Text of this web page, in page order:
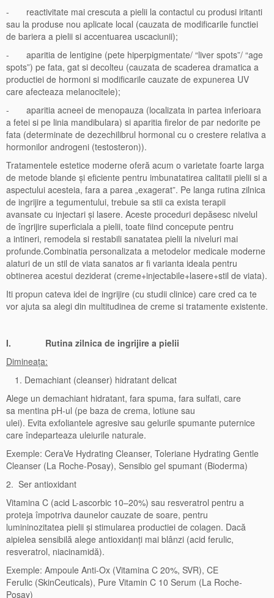
- reactivitate mai crescuta a pielii la contactul cu produsi iritanti
sau la produse nou aplicate local (cauzata de modificarile functiei
de bariera a pielii si accentuarea uscaciunii);
- aparitia de lentigine (pete hiperpigmentate/ “liver spots”/ “age
spots”) pe fata, gat si decolteu (cauzata de scaderea dramatica a
productiei de hormoni si modificarile cauzate de expunerea UV
care afecteaza melanocitele);
- aparitia acneei de menopauza (localizata in partea inferioara
a fetei si pe linia mandibulara) si aparitia firelor de par nedorite pe
fata (determinate de dezechilibrul hormonal cu o crestere relativa a
hormonilor androgeni (testosteron)).
Tratamentele estetice moderne oferă acum o varietate foarte larga
de metode blande și eficiente pentru imbunatatirea calitatii pielii si a
aspectului acesteia, fara a parea „exagerat”. Pe langa rutina zilnica
de ingrijire a tegumentului, trebuie sa stii ca exista terapii
avansate cu injectari și lasere. Aceste proceduri depăsesc nivelul
de îngrijire superficiala a pielii, toate fiind concepute pentru
a intineri, remodela si restabili sanatatea pielii la niveluri mai
profunde.Combinatia personalizata a metodelor medicale moderne
alaturi de un stil de viata sanatos ar fi varianta ideala pentru
obtinerea acestui deziderat (creme+injectabile+lasere+stil de viata).
Iti propun cateva idei de ingrijire (cu studii clinice) care cred ca te
vor ajuta sa alegi din multitudinea de creme si tratamente existente.
I. Rutina zilnica de ingrijire a pielii
Dimineața:
Demachiant (cleanser) hidratant delicat
Alege un demachiant hidratant, fara spuma, fara sulfati, care
sa mentina pH-ul (pe baza de crema, lotiune sau
ulei). Evita exfoliantele agresive sau gelurile spumante puternice
care îndeparteaza uleiurile naturale.
Exemple: CeraVe Hydrating Cleanser, Toleriane Hydrating Gentle
Cleanser (La Roche-Posay), Sensibio gel spumant (Bioderma)
2. Ser antioxidant
Vitamina C (acid L-ascorbic 10–20%) sau resveratrol pentru a
proteja împotriva daunelor cauzate de soare, pentru
lumininozitatea pielii și stimularea productiei de colagen. Dacă
aipielea sensibilă alege antioxidanți mai blânzi (acid ferulic,
resveratrol, niacinamidă).
Exemple: Ampoule Anti-Ox (Vitamina C 20%, SVR), CE
Ferulic (SkinCeuticals), Pure Vitamin C 10 Serum (La Roche-
Posay)